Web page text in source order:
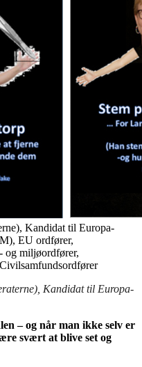
Kandidat til Europa-
EU ordfører,
og miljøordfører,
Kandidat til Europa-
– og når man ikke selv er
svært at blive set og